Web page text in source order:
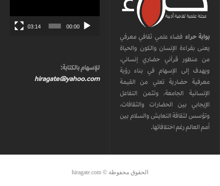
بوابة حراء فضاء علمي ثقافي معرفي
يعنى بقراءة الإنسان والكون والحياة
من منظور قرآني حضاري إنساني،
ويهدف إلى الإسهام في بناء رؤية
معرفية حضارية تعلي من القيمة
الإنسانية الجامعة، وتثمن التفاعل
الإيجابي بين الحضارات والثقافات،
وتؤسس لثقافة التعايش والسلام بين
أمم العالم رغم اختلافاتها.
00:00
03:14
للإسهام بالكتابة:
hiragate@yahoo.com
الحقوق محفوظة © hiragate.com